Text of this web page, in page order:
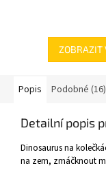
ZOBRAZIT
Popis Podobné (16)
Detailní popis
Dinosaurus na
na zem, zmáčknout